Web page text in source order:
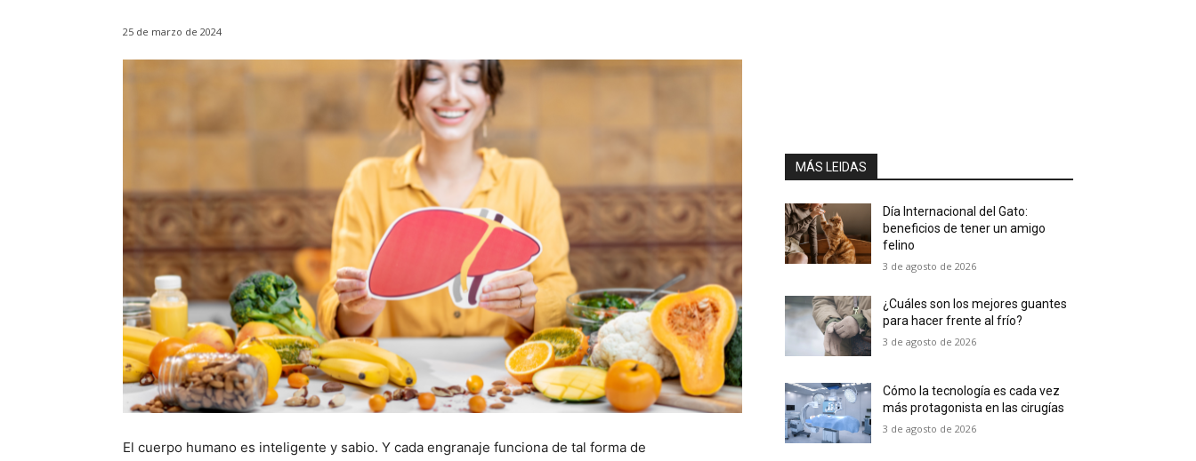
25 de marzo de 2024
El cuerpo humano es inteligente y sabio. Y cada engranaje funciona de tal forma de
MÁS LEIDAS
Día Internacional del Gato:
beneficios de tener un amigo
felino
3 de agosto de 2026
¿Cuáles son los mejores guantes
para hacer frente al frío?
3 de agosto de 2026
Cómo la tecnología es cada vez
más protagonista en las cirugías
3 de agosto de 2026